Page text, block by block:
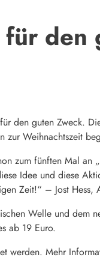
den
den guten Zweck.
zur Weihnachtszeit
zum fünften Mal an
Idee und diese
Zeit!“ – Jost Hess,
Welle und dem
ab 19 Euro.
werden. Mehr